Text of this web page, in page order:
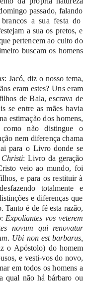
passado, falando
brancos a sua festado
a sua os pretos, e
pertencem ao cultodo
buscam os homens
: Jacó, diz o nosso tema,
eram estes? Uns eram
de Bala, escrava de
se entre as mães havia
na estimação dos homens,
como nãodistingue o
nem diferença chama
para o Livro donde se
Christi: Livro da geração
veio aomundo, foi
e para osrestituirà
desfazendo totalmente e
e diferenças que
Tanto é de fé esta razão,
Expoliantes vos veterem
novum
qui renovatur
. Ubi non est barbarus,
o Apóstolo) do homem
e vesti-vos do novo,
em todos os homens a
qual nãohá bárbaro ou